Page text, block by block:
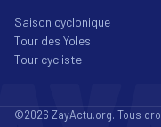
Saison cyclonique
Tour des Yoles
Tour cycliste
©2026 ZayActu.org. Tous